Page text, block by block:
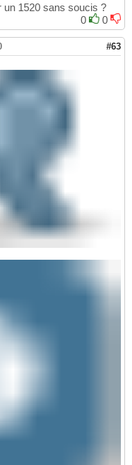
un 1520 sans soucis ?
0
0
#63